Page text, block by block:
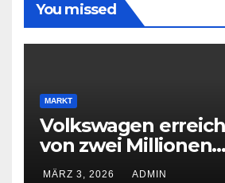
You missed
MARKT
Volkswagen
von zwei Millionen
Elektroautos
MÄRZ 3, 2026 ADMIN